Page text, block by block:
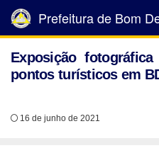
Prefeitura de Bom
Exposição
pontos turísticos em
16 de junho de 2021